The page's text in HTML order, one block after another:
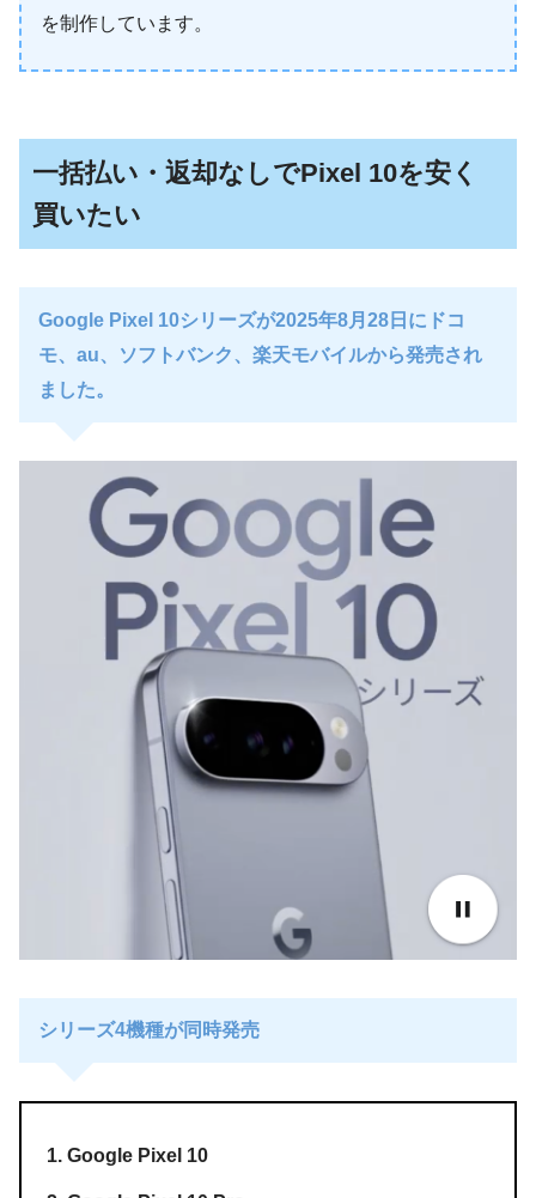
を制作しています。
一括払い・返却なしでPixel 10を安く
買いたい
Google Pixel 10シリーズが2025年8月28日にドコ
モ、au、ソフトバンク、楽天モバイルから発売され
ました。
シリーズ4機種が同時発売
Google Pixel 10